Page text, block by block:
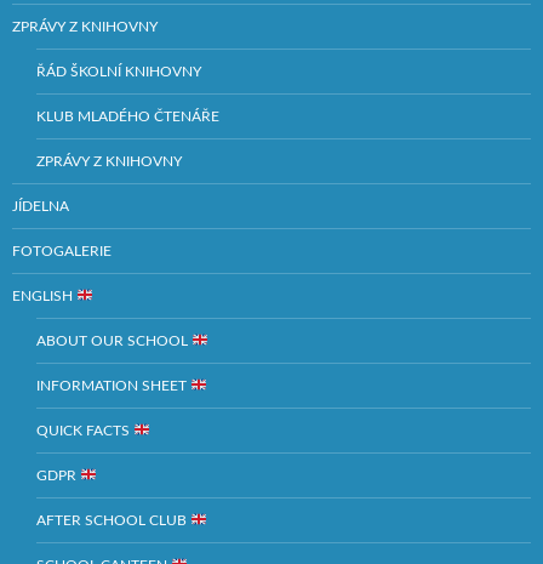
ZPRÁVY Z KNIHOVNY
ŘÁD ŠKOLNÍ KNIHOVNY
KLUB MLADÉHO ČTENÁŘE
ZPRÁVY Z KNIHOVNY
JÍDELNA
FOTOGALERIE
ENGLISH
ABOUT OUR SCHOOL
INFORMATION SHEET
QUICK FACTS
GDPR
AFTER SCHOOL CLUB